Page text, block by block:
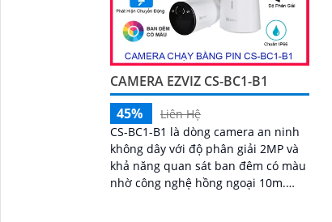
CAMERA EZVIZ CS-BC1-B1
45%
Liên Hệ
CS-BC1-B1 là dòng camera an ninh
không dây với độ phân giải 2MP và
khả năng quan sát ban đêm có màu
nhờ công nghệ hồng ngoại 10m.